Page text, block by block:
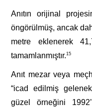
Anıtın orijinal
öngörülmüş, ancak
metre eklenerek
tamamlanmıştır.15
Anıt mezar veya
“icad edilmiş
güzel örneğini